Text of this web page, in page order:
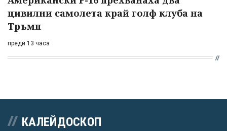
цивилни самолета край голф клуба на
Тръмп
преди 13 часа
КАЛЕЙДОСКОП